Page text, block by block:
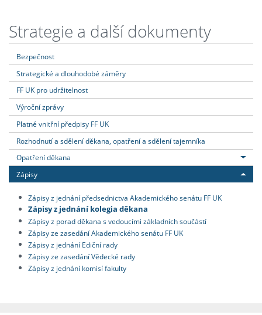
Strategie a další dokumenty
Bezpečnost
Strategické a dlouhodobé záměry
FF UK pro udržitelnost
Výroční zprávy
Platné vnitřní předpisy FF UK
Rozhodnutí a sdělení děkana, opatření a sdělení tajemníka
Opatření děkana
Zápisy
Zápisy z jednání předsednictva Akademického senátu FF UK
Zápisy z jednání kolegia děkana
Zápisy z porad děkana s vedoucími základních součástí
Zápisy ze zasedání Akademického senátu FF UK
Zápisy z jednání Ediční rady
Zápisy ze zasedání Vědecké rady
Zápisy z jednání komisí fakulty